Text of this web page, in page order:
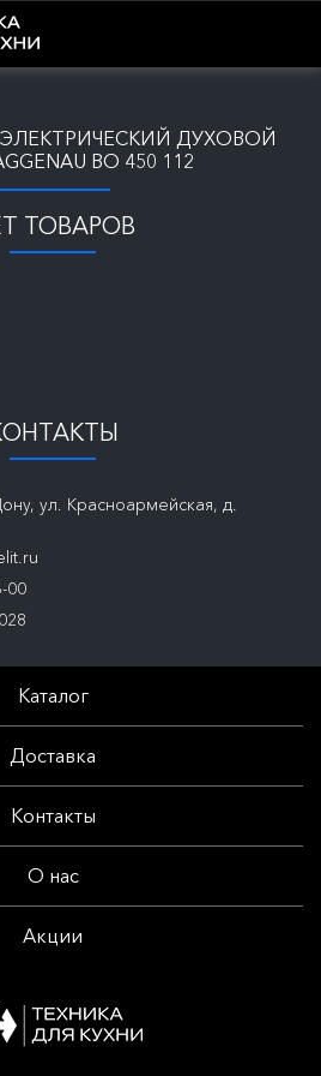
ДУХОВОЙ
BO 450 112
ТОВАРОВ
ул. Красноармейская, д.
00
Каталог
Доставка
Контакты
О нас
Акции